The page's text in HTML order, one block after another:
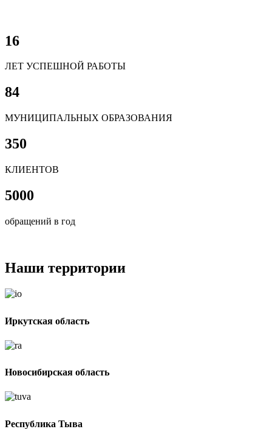
16
ЛЕТ УСПЕШНОЙ РАБОТЫ
84
МУНИЦИПАЛЬНЫХ ОБРАЗОВАНИЯ
350
КЛИЕНТОВ
5000
обращений в год
Наши территории
Иркутская область
Новосибирская область
Республика Тыва